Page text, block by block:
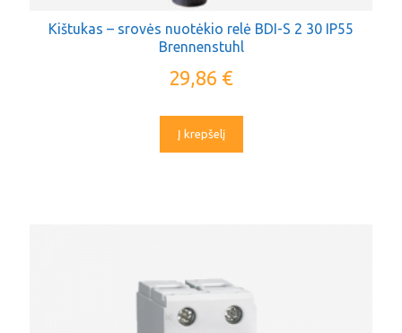
Kištukas – srovės nuotėkio relė BDI-S 2 30 IP55
Brennenstuhl
29,86 €
Į krepšelį